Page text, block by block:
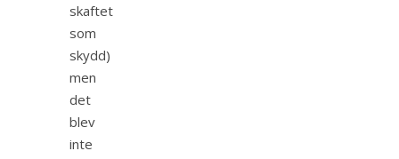
skaftet
som
skydd)
men
det
blev
inte